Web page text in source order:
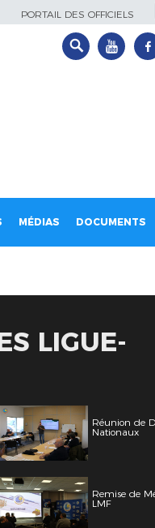
PORTAIL DES OFFICIELS
MÉDIAS DOCUMENTS
LIGUE-
Réunion de
Nationaux
Remise de
LMF